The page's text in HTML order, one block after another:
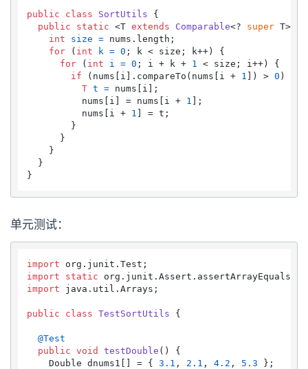
public class SortUtils {
public
static <T extends Comparable<? super T>>
int
size = nums.length;
for ( int k = 0 ; k < size; k++) {
for ( int i = 0 ; i + k + 1
< size; i++) {
if (nums[i].compareTo(nums[i + 1 ]) > 0 ) {
T t = nums[i];
          nums[i] = nums[i +
1 ];
          nums[i +
1 ] = t;
        }
      }
    }
  }
单元测试：
import
import
static
import java.util.Arrays;
public class TestSortUtils {
@Test
public void testDouble ()
{
    Double dnums1[] = {
3.1 , 2.1 , 4.2 , 5.3 };